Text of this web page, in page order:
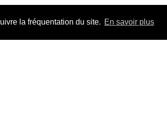
la fréquentation du site. En savoir plus
Adhérez à